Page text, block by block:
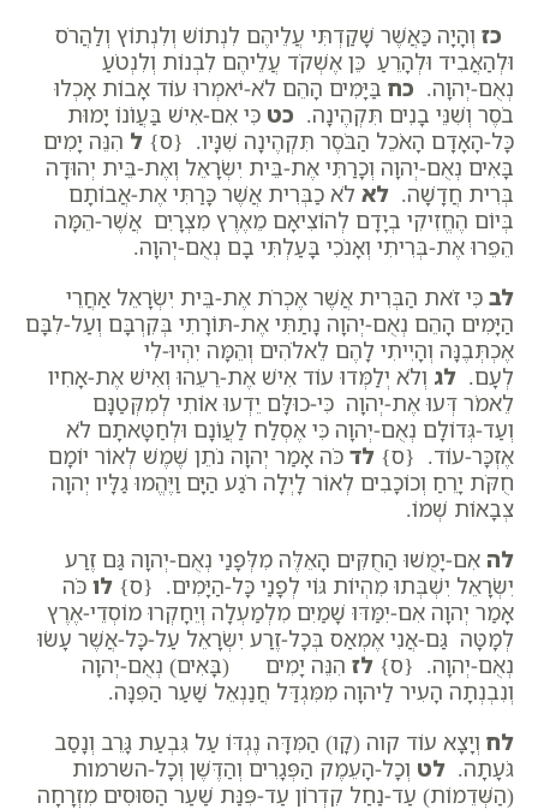
כז וְהָיָה כַּאֲשֶׁר שָׁקַדְתִּי עֲלֵיהֶם לִנְתוֹשׁ וְלִנְתוֹץ וְלַהֲרֹס
וּלְהַאֲבִיד וּלְהָרֵעַ כֵּן אֶשְׁקֹד עֲלֵיהֶם לִבְנוֹת וְלִנְטֹעַ
נְאֻם-יְהוָה. כח בַּיָּמִים הָהֵם לֹא-יֹאמְרוּ עוֹד אָבוֹת אָכְלוּ
בֹסֶר וְשִׁנֵּי בָנִים תִּקְהֶינָה. כט כִּי אִם-אִישׁ בַּעֲו‍ֹנוֹ יָמוּת
כָּל-הָאָדָם הָאֹכֵל הַבֹּסֶר תִּקְהֶינָה שִׁנָּיו. {ס} ל הִנֵּה יָמִים
בָּאִים נְאֻם-יְהוָה וְכָרַתִּי אֶת-בֵּית יִשְׂרָאֵל וְאֶת-בֵּית יְהוּדָה
בְּרִית חֲדָשָׁה. לא לֹא כַבְּרִית אֲשֶׁר כָּרַתִּי אֶת-אֲבוֹתָם
בְּיוֹם הֶחֱזִיקִי בְיָדָם לְהוֹצִיאָם מֵאֶרֶץ מִצְרָיִם אֲשֶׁר-הֵמָּה
הֵפֵרוּ אֶת-בְּרִיתִי וְאָנֹכִי בָּעַלְתִּי בָם נְאֻם-יְהוָה.
לב כִּי זֹאת הַבְּרִית אֲשֶׁר אֶכְרֹת אֶת-בֵּית יִשְׂרָאֵל אַחֲרֵי
הַיָּמִים הָהֵם נְאֻם-יְהוָה נָתַתִּי אֶת-תּוֹרָתִי בְּקִרְבָּם וְעַל-לִבָּם
אֶכְתְּבֶנָּה וְהָיִיתִי לָהֶם לֵאלֹהִים וְהֵמָּה יִהְיוּ-לִי
לְעָם. לג וְלֹא יְלַמְּדוּ עוֹד אִישׁ אֶת-רֵעֵהוּ וְאִישׁ אֶת-אָחִיו
לֵאמֹר דְּעוּ אֶת-יְהוָה כִּי-כוּלָּם יֵדְעוּ אוֹתִי לְמִקְּטַנָּם
וְעַד-גְּדוֹלָם נְאֻם-יְהוָה כִּי אֶסְלַח לַעֲו‍ֹנָם וּלְחַטָּאתָם לֹא
אֶזְכָּר-עוֹד. {ס} לד כֹּה אָמַר יְהוָה נֹתֵן שֶׁמֶשׁ לְאוֹר יוֹמָם
חֻקֹּת יָרֵחַ וְכוֹכָבִים לְאוֹר לָיְלָה רֹגַע הַיָּם וַיֶּהֱמוּ גַלָּיו יְהוָה
צְבָאוֹת שְׁמוֹ.
לה אִם-יָמֻשׁוּ הַחֻקִּים הָאֵלֶּה מִלְּפָנַי נְאֻם-יְהוָה גַּם זֶרַע
יִשְׂרָאֵל יִשְׁבְּתוּ מִהְיוֹת גּוֹי לְפָנַי כָּל-הַיָּמִים. {ס} לו כֹּה
אָמַר יְהוָה אִם-יִמַּדּוּ שָׁמַיִם מִלְמַעְלָה וְיֵחָקְרוּ מוֹסְדֵי-אֶרֶץ
לְמָטָּה גַּם-אֲנִי אֶמְאַס בְּכָל-זֶרַע יִשְׂרָאֵל עַל-כָּל-אֲשֶׁר עָשׂוּ
נְאֻם-יְהוָה. {ס} לז הִנֵּה יָמִים (בָּאִים) נְאֻם-יְהוָה
וְנִבְנְתָה הָעִיר לַיהוָה מִמִּגְדַּל חֲנַנְאֵל שַׁעַר הַפִּנָּה.
לח וְיָצָא עוֹד קוה (קָו) הַמִּדָּה נֶגְדּוֹ עַל גִּבְעַת גָּרֵב וְנָסַב
גֹּעָתָה. לט וְכָל-הָעֵמֶק הַפְּגָרִים וְהַדֶּשֶׁן וְכָל-השרמות
(הַשְּׁדֵמוֹת) עַד-נַחַל קִדְרוֹן עַד-פִּנַּת שַׁעַר הַסּוּסִים מִזְרָחָה